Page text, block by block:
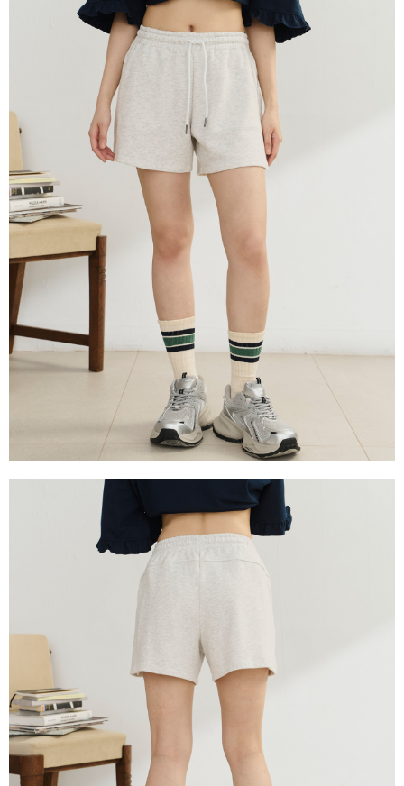
３．未成年的使用者請事先徵得法定代理人或監護人之同意方可使用
「AFTEE先享後付」，若未經同意申辦者引起之損失，本公司不負相關責
４．使用「AFTEE先享後付」時，將依據個別帳號之用戶狀況，依本公司即
時審查核予不同之上限額度；若仍有額度不足之情形，本公司將視審查結果
請求用戶進行身份認證。
５．嚴禁一人註冊多個帳號或使用他人資訊註冊。若發現惡意使用之情形，
恩沛科技股份有限公司將有權停止該用戶之使用額度並採取法律行動。
每筆NT$80，滿NT$1,200(含以上)免運費